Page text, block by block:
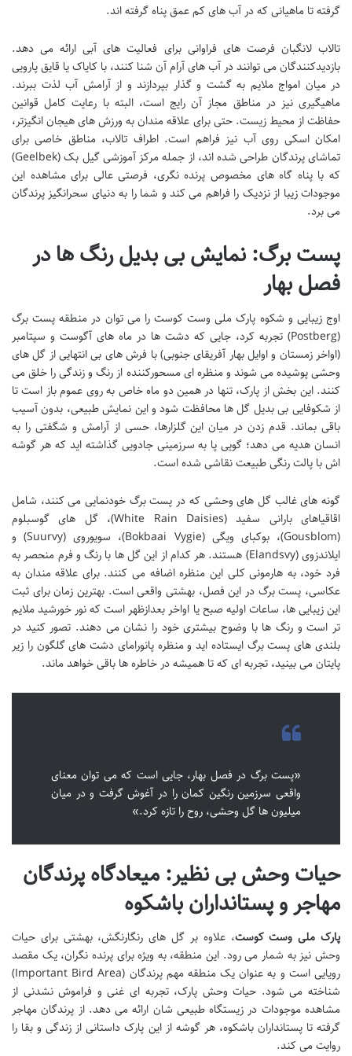
گرفته تا ماهیانی که در آب های کم عمق پناه گرفته اند.
تالاب لانگبان فرصت های فراوانی برای فعالیت های آبی ارائه می دهد.
بازدیدکنندگان می توانند در آب های آرام آن شنا کنند، با کایاک یا قایق پارویی
در میان امواج ملایم به گشت و گذار بپردازند و از آرامش آب لذت ببرند.
ماهیگیری نیز در مناطق مجاز آن رایج است، البته با رعایت کامل قوانین
حفاظت از محیط زیست. حتی برای علاقه مندان به ورزش های هیجان انگیزتر،
امکان اسکی روی آب نیز فراهم است. اطراف تالاب، مناطق خاصی برای
تماشای پرندگان طراحی شده اند، از جمله مرکز آموزشی گیل بک (Geelbek)
که با پناه گاه های مخصوص پرنده نگری، فرصتی عالی برای مشاهده این
موجودات زیبا از نزدیک را فراهم می کند و شما را به دنیای سحرانگیز پرندگان
می برد.
پست برگ: نمایش بی بدیل رنگ ها در
فصل بهار
اوج زیبایی و شکوه پارک ملی وست کوست را می توان در منطقه پست برگ
(Postberg) تجربه کرد، جایی که دشت ها در ماه های آگوست و سپتامبر
(اواخر زمستان و اوایل بهار آفریقای جنوبی) با فرش های بی انتهایی از گل های
وحشی پوشیده می شوند و منظره ای مسحورکننده از رنگ و زندگی را خلق می
کنند. این بخش از پارک، تنها در همین دو ماه خاص به روی عموم باز است تا
از شکوفایی بی بدیل گل ها محافظت شود و این نمایش طبیعی، بدون آسیب
باقی بماند. قدم زدن در میان این گلزارها، حسی از آرامش و شگفتی را به
انسان هدیه می دهد؛ گویی پا به سرزمینی جادویی گذاشته اید که هر گوشه
اش با پالت رنگی طبیعت نقاشی شده است.
گونه های غالب گل های وحشی که در پست برگ خودنمایی می کنند، شامل
اقاقیاهای بارانی سفید (White Rain Daisies)، گل های گوسبلوم
(Gousblom)، بوکبای ویگی (Bokbaai Vygie)، سویوروی (Suurvy) و
ایلاندزوی (Elandsvy) هستند. هر کدام از این گل ها با رنگ و فرم منحصر به
فرد خود، به هارمونی کلی این منظره اضافه می کنند. برای علاقه مندان به
عکاسی، پست برگ در این فصل، بهشتی واقعی است. بهترین زمان برای ثبت
این زیبایی ها، ساعات اولیه صبح یا اواخر بعدازظهر است که نور خورشید ملایم
تر است و رنگ ها با وضوح بیشتری خود را نشان می دهند. تصور کنید در
بلندی های پست برگ ایستاده اید و منظره پانورامای دشت های گلگون را زیر
پایتان می بینید، تجربه ای که تا همیشه در خاطره ها باقی خواهد ماند.
«پست برگ در فصل بهار، جایی است که می توان معنای
واقعی سرزمین رنگین کمان را در آغوش گرفت و در میان
میلیون ها گل وحشی، روح را تازه کرد.»
حیات وحش بی نظیر: میعادگاه پرندگان
مهاجر و پستانداران باشکوه
پارک ملی وست کوست، علاوه بر گل های رنگارنگش، بهشتی برای حیات
وحش نیز به شمار می رود. این منطقه، به ویژه برای پرنده نگران، یک مقصد
رویایی است و به عنوان یک منطقه مهم پرندگان (Important Bird Area)
شناخته می شود. حیات وحش پارک، تجربه ای غنی و فراموش نشدنی از
مشاهده موجودات در زیستگاه طبیعی شان ارائه می دهد. از پرندگان مهاجر
گرفته تا پستانداران باشکوه، هر گوشه از این پارک داستانی از زندگی و بقا را
روایت می کند.